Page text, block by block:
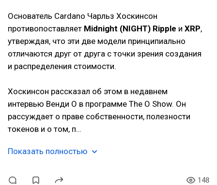
Основатель Cardano Чарльз Хоскинсон
противопоставляет Midnight (NIGHT) Ripple и XRP,
утверждая, что эти две модели принципиально
отличаются друг от друга с точки зрения создания
и распределения стоимости.
Хоскинсон рассказал об этом в недавнем
интервью Венди О в программе The O Show. Он
рассуждает о праве собственности, полезности
токенов и о том, п…
Показать полностью
148